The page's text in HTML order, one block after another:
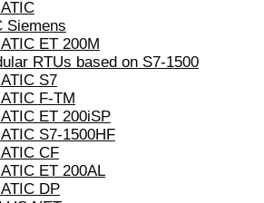
Siemens
ET 200M
RTUs based on S7-1500
S7
F-TM
ET 200iSP
S7-1500HF
CF
ET 200AL
DP